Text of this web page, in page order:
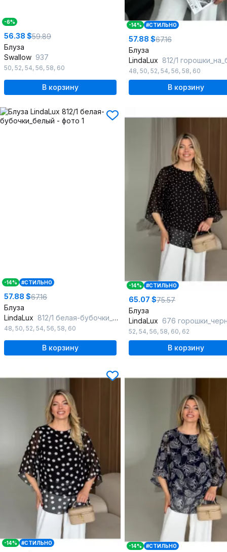
-6%
56.38 $59.89
Блуза
Swallow 937
50, 52, 54, 56, 58, 60
В корзину
-14% #СТИЛЬНО
57.88 $67.16
Блуза
LindaLux 812/1
48, 50, 52, 54, 56, 58, 60
В корзину
-14% #СТИЛЬНО
57.88 $67.16
Блуза
LindaLux 812/1 белая-бубочки_белый
48, 50, 52, 54, 56, 58, 60
В корзину
-14% #СТИЛЬНО
65.07 $75.57
Блуза
LindaLux 676
52, 54, 56, 58, 60, 62
В корзину
-14% #СТИЛЬНО -14% #СТИЛЬНО